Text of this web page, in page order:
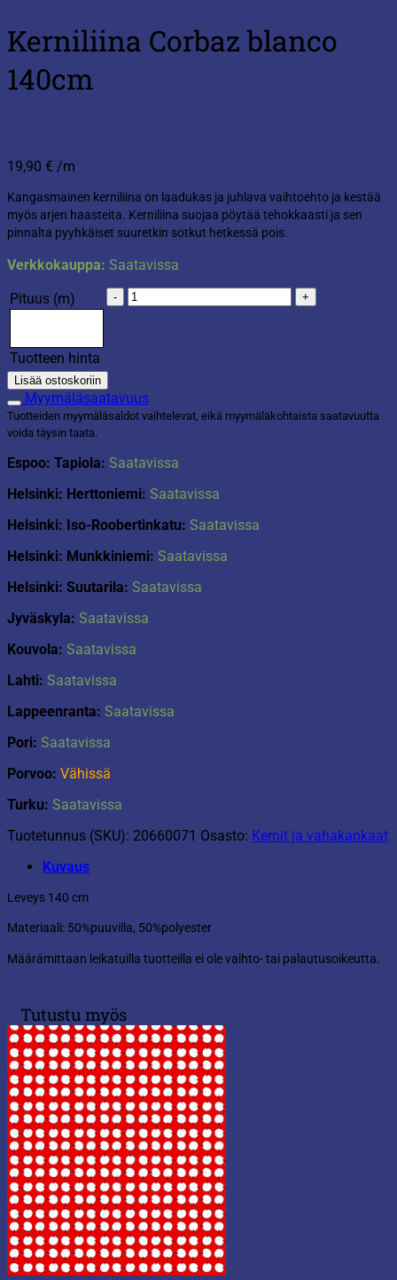
Kerniliina Corbaz blanco
140cm
19,90 € /m
Kangasmainen kerniliina on laadukas ja juhlava vaihtoehto ja kestää
myös arjen haasteita. Kerniliina suojaa pöytää tehokkaasti ja sen
pinnalta pyyhkäiset suuretkin sotkut hetkessä pois.
Verkkokauppa: Saatavissa
Pituus (m)
Tuotteen hinta
Kerniliina
Corbaz
Lisää ostoskoriin
Myymäläsaatavuus
Tuotteiden myymäläsaldot vaihtelevat, eikä myymäläkohtaista saatavuutta
voida täysin taata.
Espoo: Tapiola: Saatavissa
Helsinki: Herttoniemi: Saatavissa
Helsinki: Iso-Roobertinkatu: Saatavissa
Helsinki: Munkkiniemi: Saatavissa
Helsinki: Suutarila: Saatavissa
Jyväskyla: Saatavissa
Kouvola: Saatavissa
Lahti: Saatavissa
Lappeenranta: Saatavissa
Pori: Saatavissa
Porvoo: Vähissä
Turku: Saatavissa
Tuotetunnus (SKU): 20660071 Osasto: Kernit ja vahakankaat
Kuvaus
Leveys 140 cm
Materiaali: 50%puuvilla, 50%polyester
Määrämittaan leikatuilla tuotteilla ei ole vaihto- tai palautusoikeutta.
Tutustu myös